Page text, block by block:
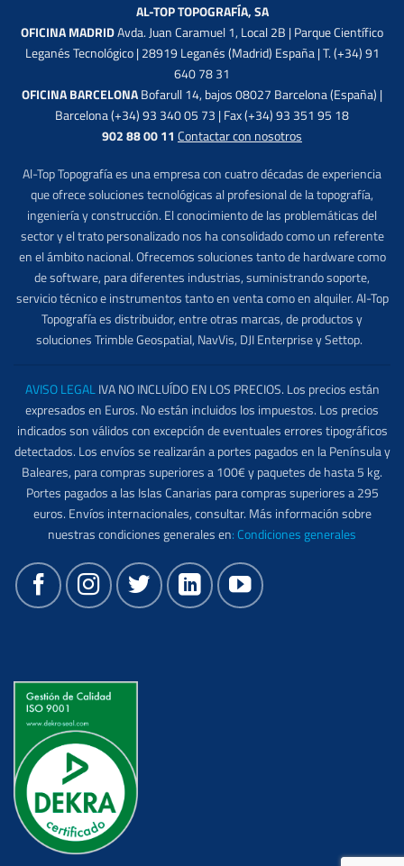
AL-TOP TOPOGRAFÍA, SA
OFICINA MADRIDAvda. Juan Caramuel 1, Local 2B | Parque Científico
Leganés Tecnológico | 28919 Leganés (Madrid) España | T. (+34) 91
640 78 31
OFICINA BARCELONABofarull 14, bajos 08027 Barcelona (España) |
Barcelona (+34) 93 340 05 73 | Fax (+34) 93 351 95 18
902 88 00 11 Contactar con nosotros
Al-Top Topografía es una empresa con cuatro décadas de experiencia
que ofrece soluciones tecnológicas al profesional de la topografía,
ingeniería y construcción. El conocimiento de las problemáticas del
sector y el trato personalizado nos ha consolidado como un referente
en el ámbito nacional. Ofrecemos soluciones tanto de hardware como
de software, para diferentes industrias, suministrando soporte,
servicio técnico e instrumentos tanto en venta como en alquiler. Al-Top
Topografía es distribuidor, entre otras marcas, de productos y
soluciones Trimble Geospatial, NavVis, DJI Enterprise y Settop.
AVISO LEGALIVA NO INCLUÍDO EN LOS PRECIOS. Los precios están
expresados en Euros. No están incluidos los impuestos. Los precios
indicados son válidos con excepción de eventuales errores tipográficos
detectados. Los envíos se realizarán a portes pagados en la Península y
Baleares, para compras superiores a 100€ y paquetes de hasta 5 kg.
Portes pagados a las Islas Canarias para compras superiores a 295
euros. Envíos internacionales, consultar. Más información sobre
nuestras condiciones generales en: Condiciones generales